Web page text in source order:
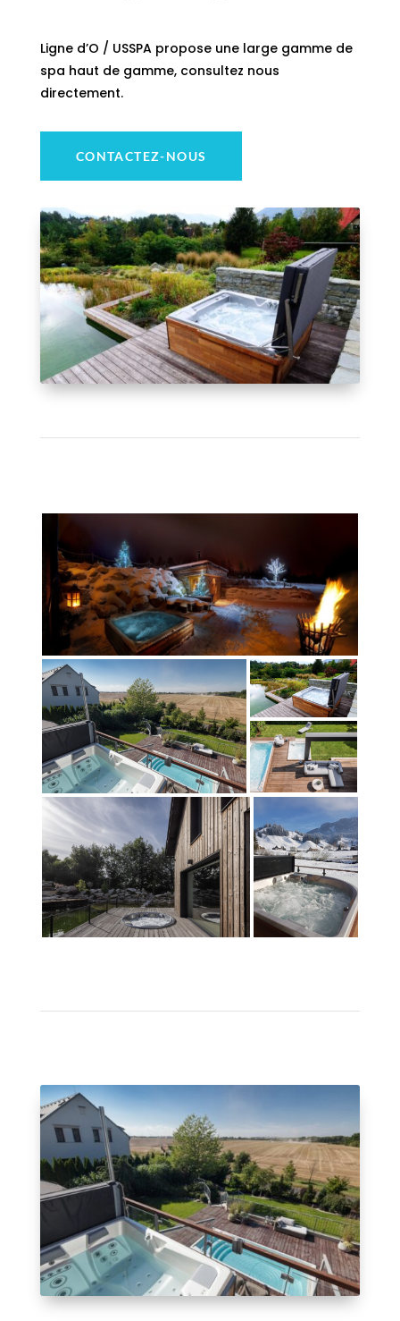
Ligne d’O / USSPA propose une large gamme de
spa haut de gamme, consultez nous
directement.
CONTACTEZ-NOUS